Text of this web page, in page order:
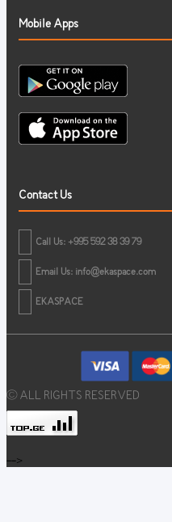
Mobile Apps
Contact Us
Call Us: +995 592 38 39 79
Email Us: info@ekaspace.com
EKASPACE
© ALL RIGHTS RESERVED
-->